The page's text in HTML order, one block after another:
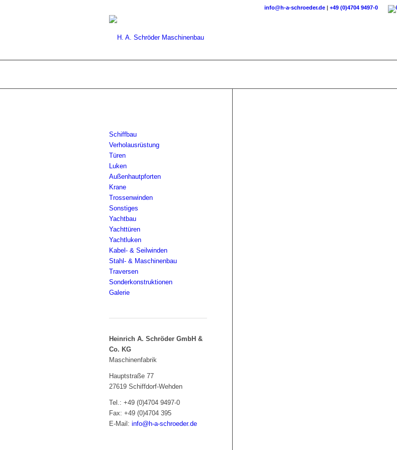
info@h-a-schroeder.de | +49 (0)4704 9497-0
Schiffbau
Verholausrüstung
Türen
Luken
Außenhautpforten
Krane
Trossenwinden
Sonstiges
Yachtbau
Yachttüren
Yachtluken
Kabel- & Seilwinden
Stahl- & Maschinenbau
Traversen
Sonderkonstruktionen
Galerie
Heinrich A. Schröder GmbH &
Co. KG
Maschinenfabrik
Hauptstraße 77
27619 Schiffdorf-Wehden
Tel.: +49 (0)4704 9497-0
Fax: +49 (0)4704 395
E-Mail: info@h-a-schroeder.de